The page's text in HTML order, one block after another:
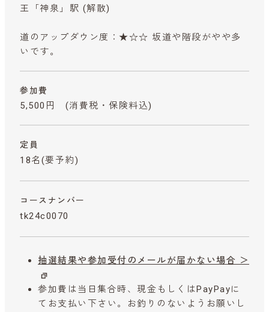
王「神泉」駅 (解散)
道のアップダウン度：★☆☆ 坂道や階段がやや多
いです。
参加費
5,500円 (消費税・保険料込)
定員
18名(要予約)
コースナンバー
tk24c0070
抽選結果や参加受付のメールが届かない場合 ＞
参加費は当日集合時、現金もしくはPayPayに
てお支払い下さい。お釣りのないようお願いし